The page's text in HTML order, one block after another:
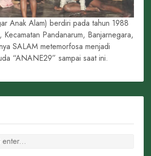
Anak Alam) berdiri pada tahun 1988
Pandanarum, Banjarnegara,
SALAM metemorfosa menjadi
“ANANE29” sampai saat ini.